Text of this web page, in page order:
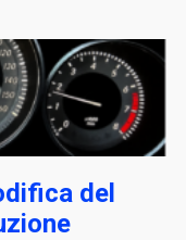
del